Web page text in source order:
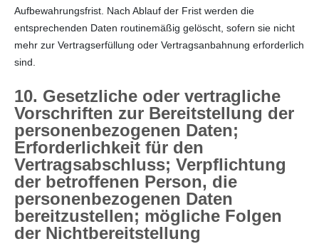
Aufbewahrungsfrist. Nach Ablauf der Frist werden die
entsprechenden Daten routinemäßig gelöscht, sofern sie nicht
mehr zur Vertragserfüllung oder Vertragsanbahnung erforderlich
sind.
10. Gesetzliche oder vertragliche
Vorschriften zur Bereitstellung der
personenbezogenen Daten;
Erforderlichkeit für den
Vertragsabschluss; Verpflichtung
der betroffenen Person, die
personenbezogenen Daten
bereitzustellen; mögliche Folgen
der Nichtbereitstellung